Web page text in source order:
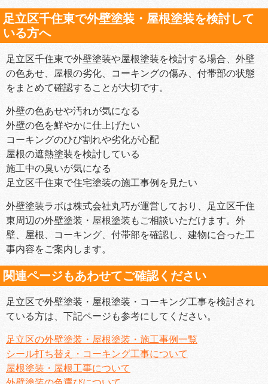
足立区千住東で外壁塗装・屋根塗装を検討して
いる方へ
足立区千住東で外壁塗装や屋根塗装を検討する場合、外壁
の色あせ、屋根の劣化、コーキングの傷み、付帯部の状態
をまとめて確認することが大切です。
外壁の色あせや汚れが気になる
外壁の色を鮮やかに仕上げたい
コーキングのひび割れや劣化が心配
屋根の遮熱塗装を検討している
施工中の臭いが気になる
足立区千住東で住宅塗装の施工事例を見たい
外壁塗装ラボは株式会社丸巧が運営しており、足立区千住
東周辺の外壁塗装・屋根塗装もご相談いただけます。外
壁、屋根、コーキング、付帯部を確認し、建物に合った工
事内容をご案内します。
関連ページもあわせてご確認ください
足立区で外壁塗装・屋根塗装・コーキング工事を検討され
ている方は、下記ページも参考にしてください。
足立区の外壁塗装・屋根塗装・施工事例一覧
シール打ち替え・コーキング工事について
屋根塗装・屋根工事について